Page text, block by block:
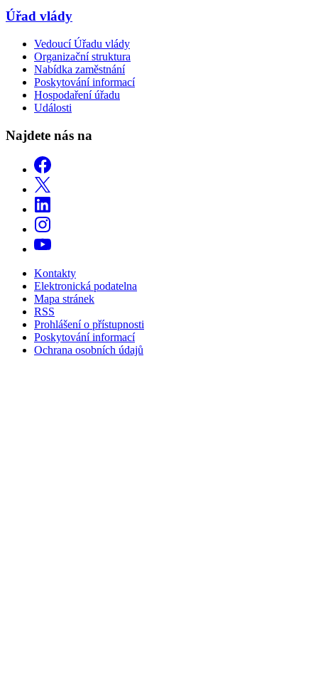
Úřad vlády
Vedoucí Úřadu vlády
Organizační struktura
Nabídka zaměstnání
Poskytování informací
Hospodaření úřadu
Události
Najdete nás na
Kontakty
Elektronická podatelna
Mapa stránek
RSS
Prohlášení o přístupnosti
Poskytování informací
Ochrana osobních údajů